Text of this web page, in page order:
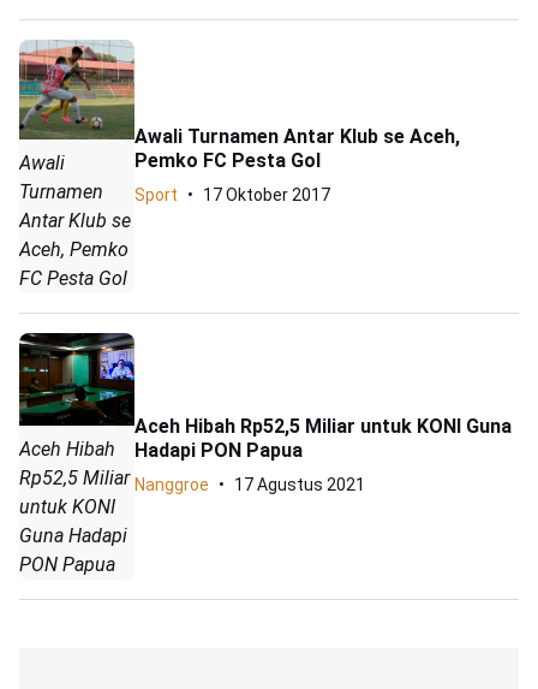
Awali
Turnamen
Antar Klub se
Aceh, Pemko
FC Pesta Gol
Awali Turnamen Antar Klub se Aceh,
Pemko FC Pesta Gol
Sport 17 Oktober 2017
Aceh Hibah
Rp52,5 Miliar
untuk KONI
Guna Hadapi
PON Papua
Aceh Hibah Rp52,5 Miliar untuk KONI Guna
Hadapi PON Papua
Nanggroe 17 Agustus 2021